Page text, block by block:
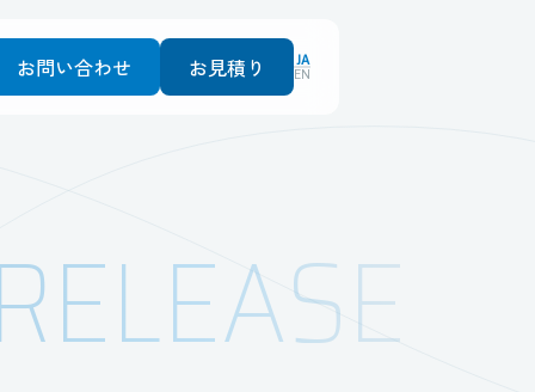
お問い合わせ お見積り EN
JA